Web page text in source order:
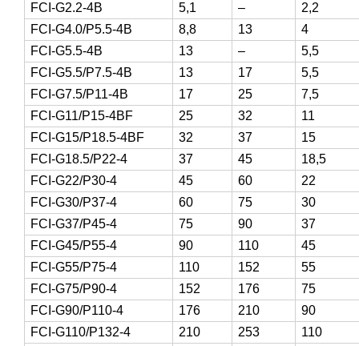
FCI-G2.2-4B
5,1 –
2,2
FCI-G4.0/P5.5-4B
8,8 13
4
FCI-G5.5-4B
13 –
5,5
FCI-G5.5/P7.5-4B
13 17
5,5
FCI-G7.5/P11-4B
17 25
7,5
FCI-G11/P15-4BF
25 32
11
FCI-G15/P18.5-4BF
32 37
15
FCI-G18.5/P22-4
37 45
18,5
FCI-G22/P30-4
45 60
22
FCI-G30/P37-4
60 75
30
FCI-G37/P45-4
75 90
37
FCI-G45/P55-4
90 110
45
FCI-G55/P75-4
110 152
55
FCI-G75/P90-4
152 176
75
FCI-G90/P110-4
176 210
90
FCI-G110/P132-4
210 253
110